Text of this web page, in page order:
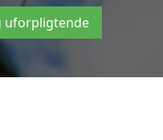
uforpligtende